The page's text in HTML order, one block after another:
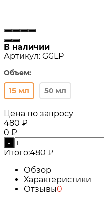
В наличии
Артикул: GGLP
Объем:
15 мл 50 мл
Цена по запросу
480 ₽
0 ₽
-
Итого:480 ₽
Обзор
Характеристики
Отзывы0